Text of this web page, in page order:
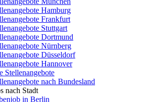
Hamburg
Frankfurt
Stuttgart
Dortmund
Nürnberg
Düsseldorf
Hannover
Stellenangebote
nach Bundesland
nach Stadt
in Berlin